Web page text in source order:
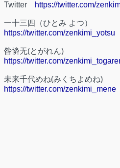
Twitter
https://twitter.com/
一十三四（ひとみ よつ）
https://twitter.com/zenkimi_yotsu
咎憐无(とがれん)
https://twitter.com/
未来千代めね(みくちよめね)
https://twitter.com/zenkimi_mene